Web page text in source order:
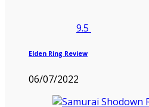
9.5
Elden Ring Review
06/07/2022